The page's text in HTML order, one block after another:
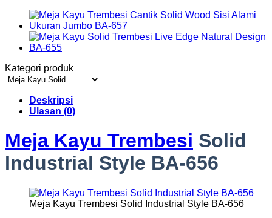
Kategori produk
Deskripsi
Ulasan (0)
Meja Kayu Trembesi Solid
Industrial Style BA-656
Meja Kayu Trembesi Solid Industrial Style BA-656